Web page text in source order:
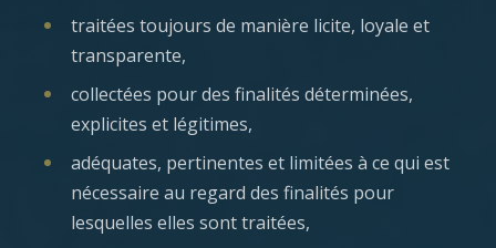
traitées toujours de manière licite, loyale et
transparente,
collectées pour des finalités déterminées,
explicites et légitimes,
adéquates, pertinentes et limitées à ce qui est
nécessaire au regard des finalités pour
lesquelles elles sont traitées,